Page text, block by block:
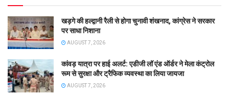
खड़गे की हल्द्वानी रैली से होगा चुनावी शंखनाद, कांग्रेस ने सरकार
पर साधा निशाना
AUGUST 7, 2026
कांवड़ यात्रा पर हाई अलर्ट: एडीजी लॉ एंड ऑर्डर ने मेला कंट्रोल
रूम से सुरक्षा और ट्रैफिक व्यवस्था का लिया जायजा
AUGUST 7, 2026